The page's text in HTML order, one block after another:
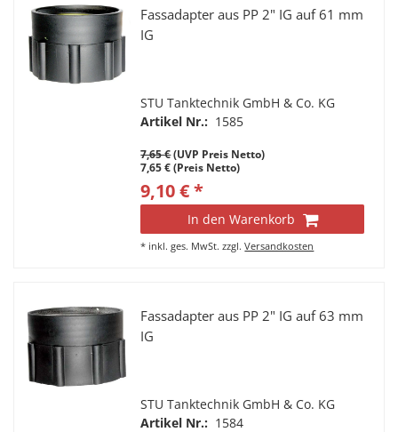
Fassadapter aus PP 2" IG auf 61 mm
IG
STU Tanktechnik GmbH & Co. KG
Artikel Nr.: 1585
7,65 €(UVP Preis Netto)
7,65 € (Preis Netto)
9,10 € *
In den Warenkorb
* inkl. ges. MwSt. zzgl.Versandkosten
Fassadapter aus PP 2" IG auf 63 mm
IG
STU Tanktechnik GmbH & Co. KG
Artikel Nr.: 1584